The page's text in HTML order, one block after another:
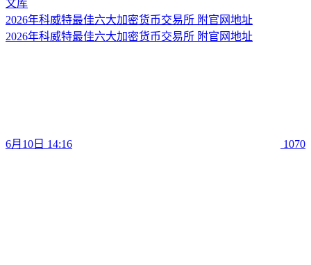
2026年科威特最佳六大加密货币交易所 附官网地址
2026年科威特最佳六大加密货币交易所 附官网地址
6月10日 14:16 1070